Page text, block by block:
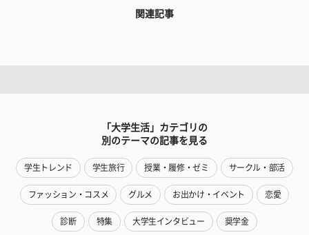
関連記事
「大学生活」カテゴリの
別のテーマの記事を見る
学生トレンド 学生旅行 授業・履修・ゼミ サークル・部活
ファッション・コスメ グルメ お出かけ・イベント 恋愛
診断 特集 大学生インタビュー 奨学金